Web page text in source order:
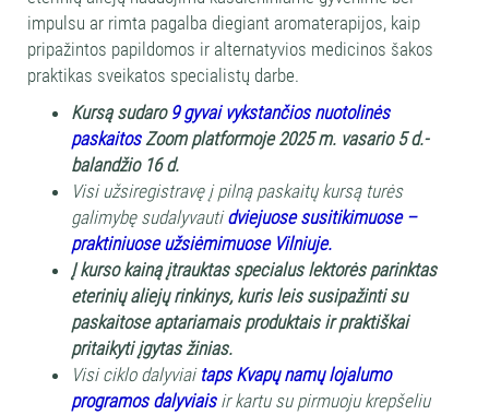
impulsu ar rimta pagalba diegiant aromaterapijos, kaip
pripažintos papildomos ir alternatyvios medicinos šakos
praktikas sveikatos specialistų darbe.
Kursą sudaro 9 gyvai vykstančios nuotolinės
paskaitosZoom platformoje2025 m. vasario 5 d.-
balandžio 16 d.
Visi užsiregistravę į pilną paskaitų kursą turės
galimybę sudalyvauti dviejuose susitikimuose –
praktiniuose užsiėmimuose Vilniuje.
Į kurso kainą įtrauktas specialus lektorės parinktas
eterinių aliejų rinkinys, kuris leis susipažinti su
paskaitose aptariamais produktais ir praktiškai
pritaikyti įgytas žinias.
Visi ciklo dalyviai taps Kvapų namų lojalumo
programos dalyviaisir kartu su pirmuoju krepšeliu